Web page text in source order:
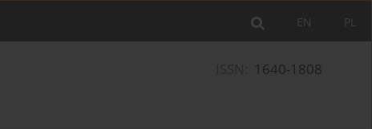
PL
EN
1640-1808